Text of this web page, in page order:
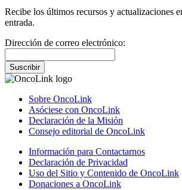
Recibe los últimos recursos y actualizaciones
entrada.
Dirección de correo electrónico:
Suscribir
Sobre OncoLink
Asóciese con OncoLink
Declaración de la Misión
Consejo editorial de OncoLink
Información para Contactarnos
Declaración de Privacidad
Uso del Sitio y Contenido de OncoLink
Donaciones a OncoLink